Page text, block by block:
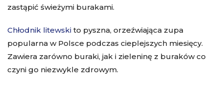
zastąpić świeżymi burakami.
Chłodnik litewski to pyszna, orzeźwiająca zupa
popularna w Polsce podczas cieplejszych miesięcy.
Zawiera zarówno buraki, jak i zieleninę z buraków co
czyni go niezwykle zdrowym.